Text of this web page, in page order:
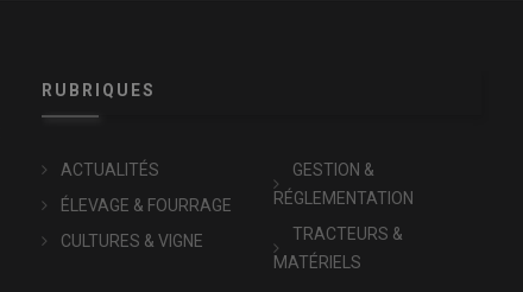
RUBRIQUES
ACTUALITÉS
ÉLEVAGE & FOURRAGE
CULTURES & VIGNE
GESTION &
RÉGLEMENTATION
TRACTEURS &
MATÉRIELS